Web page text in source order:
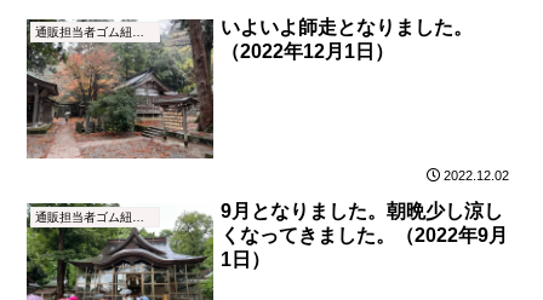
通販担当者ゴム紐ブログ
いよいよ師走となりました。
（2022年12月1日）
2022.12.02
9月となりました。朝晩少し涼し
くなってきました。（2022年9月
1日）